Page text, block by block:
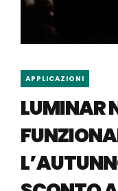
APPLICAZIONI
LUMINAR